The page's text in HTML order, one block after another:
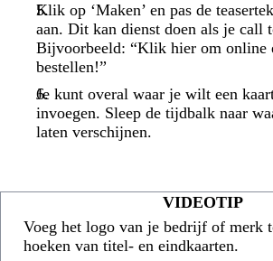
Klik op ‘Maken’ en pas de
aan. Dit kan dienst doen als je call
Bijvoorbeeld: “Klik hier om online
bestellen!”
Je kunt overal waar je wilt een
invoegen. Sleep de tijdbalk naar
laten verschijnen.
VIDEOTIP
Voeg het logo van je bedrijf of merk
hoeken van titel- en eindkaarten.